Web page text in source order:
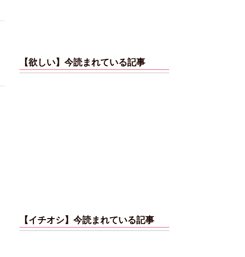
【欲しい】今読まれている記事
【イチオシ】今読まれている記事